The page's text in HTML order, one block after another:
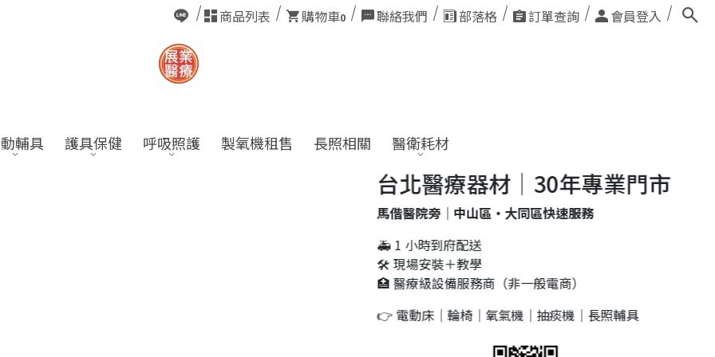
商品列表 購物車0 聯絡我們 部落格 訂單查詢 會員登入
輔具 護具保健 呼吸照護 製氧機租售 長照相關 醫衛耗材
台北醫療器材｜30年專業門市
馬偕醫院旁｜中山區・大同區快速服務
🚑 1 小時到府配送
🛠 現場安裝＋教學
🏥 醫療級設備服務商（非一般電商）
👉 電動床｜輪椅｜氧氣機｜抽痰機｜長照輔具